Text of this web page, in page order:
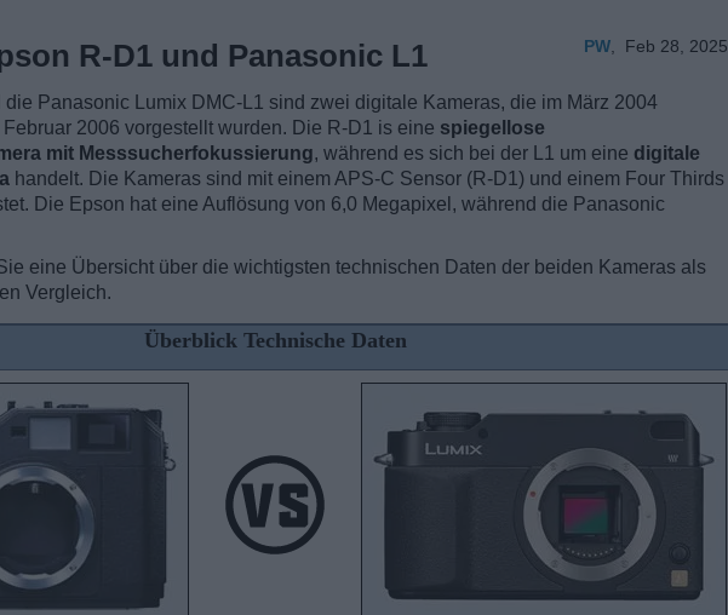
PW Feb 28, 2025
R-D1 und Panasonic L1
die Panasonic Lumix DMC-L1 sind zwei digitale Kameras, die im März 2004
2006 vorgestellt wurden. Die R-D1 is eine spiegellose
mit Messsucherfokussierung, während es sich bei der L1 um eine digitale
handelt. Die Kameras sind mit einem APS-C Sensor (R-D1) und einem Four Thirds
Die Epson hat eine Auflösung von 6,0 Megapixel, während die Panasonic
eine Übersicht über die wichtigsten technischen Daten der beiden Kameras als
Vergleich.
Überblick Technische Daten